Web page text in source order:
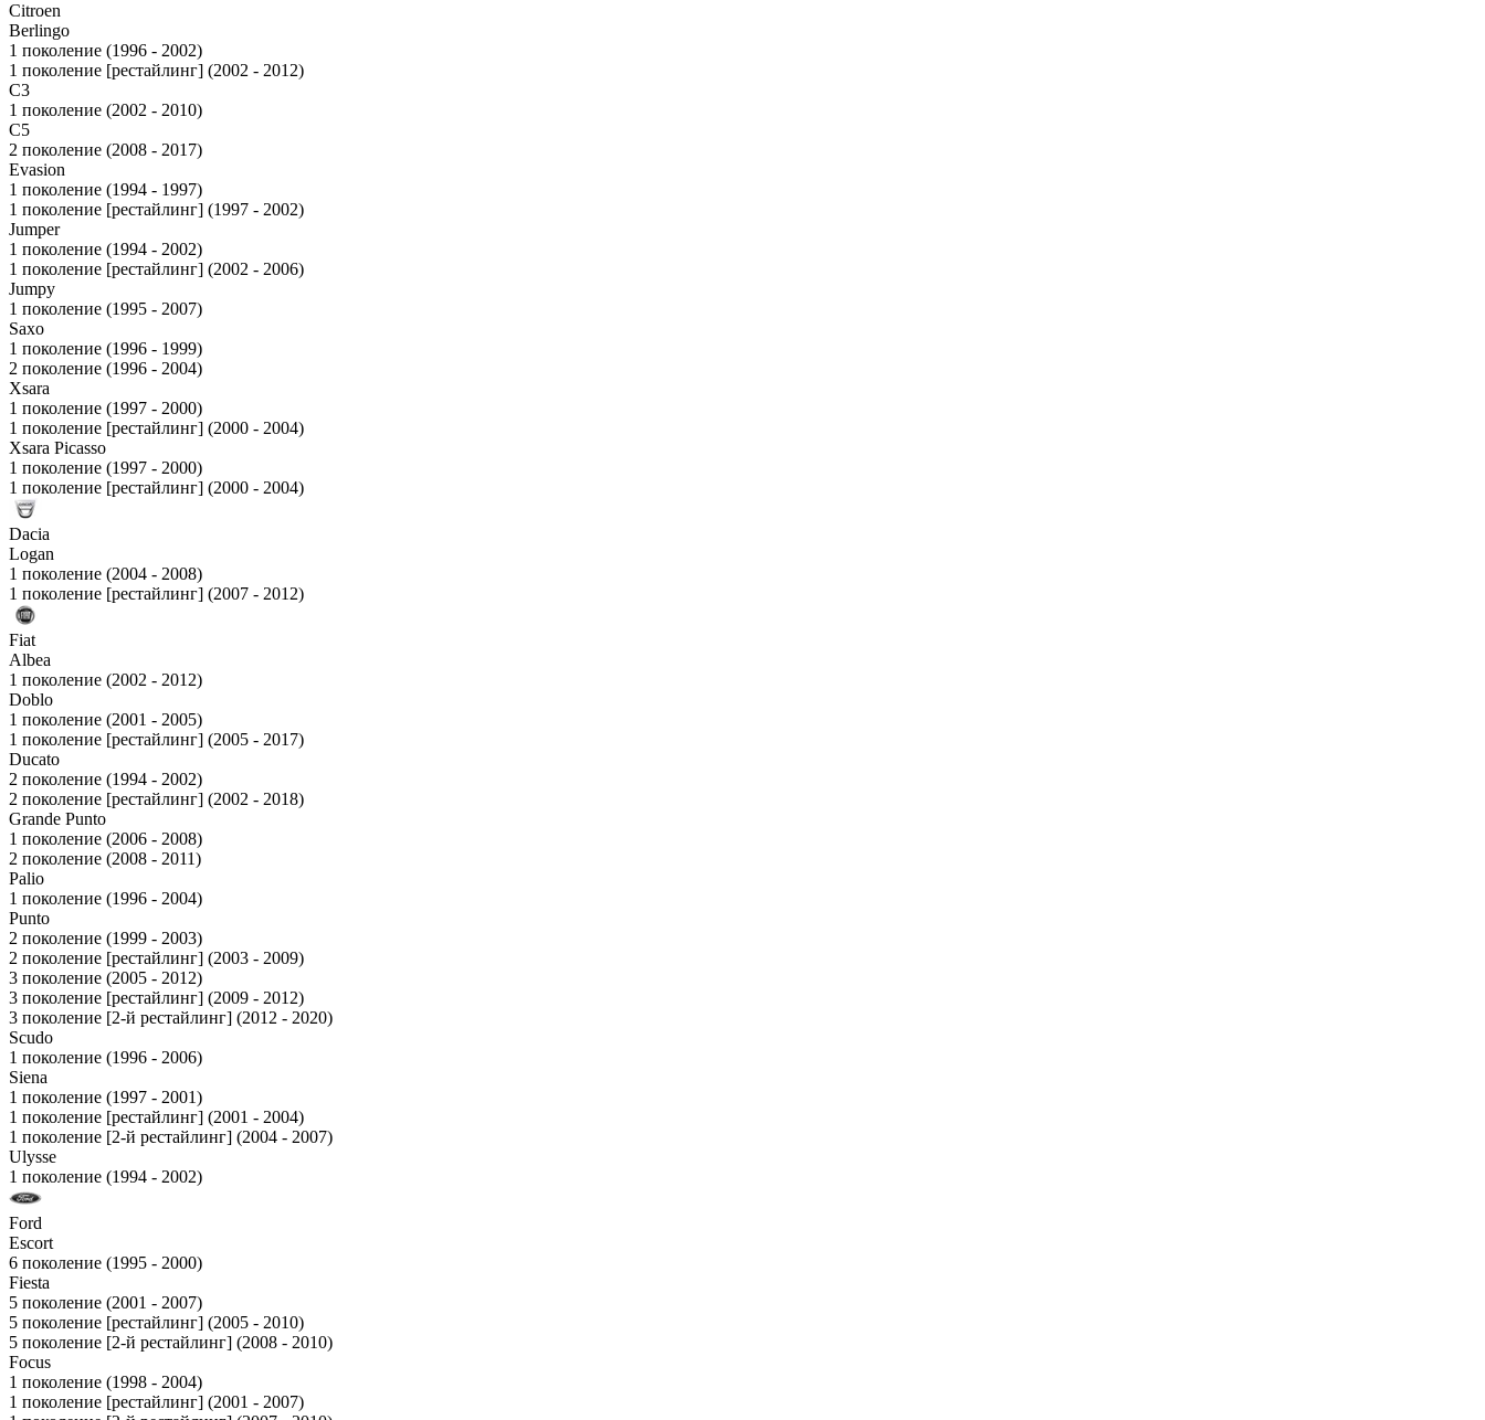
Citroen
Berlingo
1 поколение (1996 - 2002)
1 поколение [рестайлинг] (2002 - 2012)
C3
1 поколение (2002 - 2010)
C5
2 поколение (2008 - 2017)
Evasion
1 поколение (1994 - 1997)
1 поколение [рестайлинг] (1997 - 2002)
Jumper
1 поколение (1994 - 2002)
1 поколение [рестайлинг] (2002 - 2006)
Jumpy
1 поколение (1995 - 2007)
Saxo
1 поколение (1996 - 1999)
2 поколение (1996 - 2004)
Xsara
1 поколение (1997 - 2000)
1 поколение [рестайлинг] (2000 - 2004)
Xsara Picasso
1 поколение (1997 - 2000)
1 поколение [рестайлинг] (2000 - 2004)
Dacia
Logan
1 поколение (2004 - 2008)
1 поколение [рестайлинг] (2007 - 2012)
Fiat
Albea
1 поколение (2002 - 2012)
Doblo
1 поколение (2001 - 2005)
1 поколение [рестайлинг] (2005 - 2017)
Ducato
2 поколение (1994 - 2002)
2 поколение [рестайлинг] (2002 - 2018)
Grande Punto
1 поколение (2006 - 2008)
2 поколение (2008 - 2011)
Palio
1 поколение (1996 - 2004)
Punto
2 поколение (1999 - 2003)
2 поколение [рестайлинг] (2003 - 2009)
3 поколение (2005 - 2012)
3 поколение [рестайлинг] (2009 - 2012)
3 поколение [2-й рестайлинг] (2012 - 2020)
Scudo
1 поколение (1996 - 2006)
Siena
1 поколение (1997 - 2001)
1 поколение [рестайлинг] (2001 - 2004)
1 поколение [2-й рестайлинг] (2004 - 2007)
Ulysse
1 поколение (1994 - 2002)
Ford
Escort
6 поколение (1995 - 2000)
Fiesta
5 поколение (2001 - 2007)
5 поколение [рестайлинг] (2005 - 2010)
5 поколение [2-й рестайлинг] (2008 - 2010)
Focus
1 поколение (1998 - 2004)
1 поколение [рестайлинг] (2001 - 2007)